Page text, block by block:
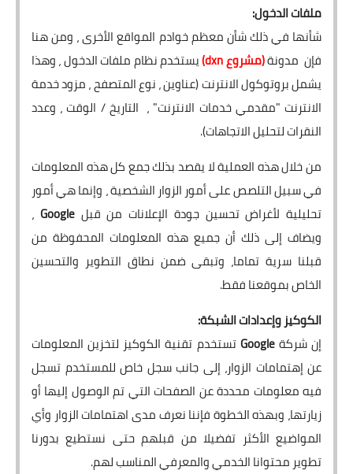
ملفات الدخول:
شأنها في ذلك شأن معظم خوادم المواقع الأخرى ، ومن هنا
فإن مدونة(مشروع dxn )يستخدم نظام ملفات الدخول ، وهذا
يشمل بروتوكول الانترنت (عناوين ، نوع المتصفح ، مزود خدمة
الانترنت "مقدمي خدمات الانترنت" ، التاريخ / الوقت ، وعدد
النقرات لتحليل الاتجاهات).
من خلال هذه العملية لا يقصد بذلك جمع كل هذه المعلومات
في سبيل التلصص على أمور الزوار الشخصية ، وإنما هي أمور
تحليلية لأغراض تحسين جودة الإعلانات من قبلGoogle ،
ويضاف إلى ذلك أن جميع هذه المعلومات المحفوظة من
قبلنا سرية تماما، وتبقى ضمن نطاق التطوير والتحسين
الخاص بموقعنا فقط.
الكوكيز وإعدادات الشبكة:
إن شركةGoogleتستخدم تقنية الكوكيز لتخزين المعلومات
عن إهتمامات الزوار، إلى جانب سجل خاص للمستخدم تسجل
فيه معلومات محددة عن الصفحات التي تم الوصول إليها أو
زيارتها، وبهذه الخطوة فإننا نعرف مدى اهتمامات الزوار وأي
المواضيع الأكثر تفضيلا من قبلهم حتى نستطيع بدورنا
تطوير محتوانا الخدمي والمعرفي المناسب لهم.